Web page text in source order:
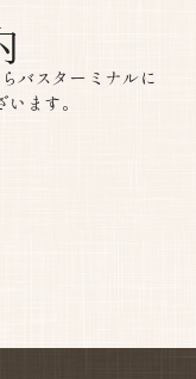
バスターミナルに
ます。